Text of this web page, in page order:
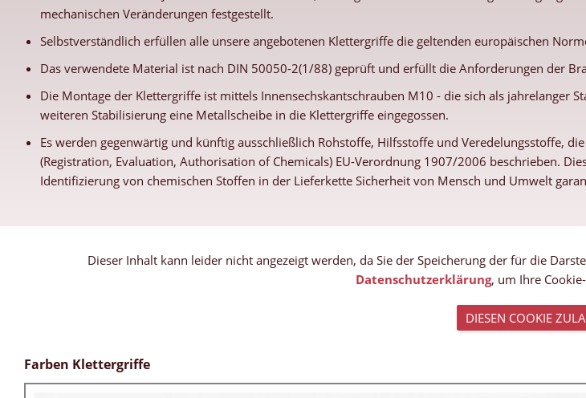
mechanischen Veränderungen festgestellt.
Selbstverständlich erfüllen alle unsere angebotenen Klettergriffe die geltenden europäischen
Das verwendete Material ist nach DIN 50050-2(1/88) geprüft und erfüllt die Anforderungen der
Die Montage der Klettergriffe ist mittels Innensechskantschrauben M10 - die sich als jahrelanger
weiteren Stabilisierung eine Metallscheibe in die Klettergriffe eingegossen.
Es werden gegenwärtig und künftig ausschließlich Rohstoffe, Hilfsstoffe und Veredelungsstoffe,
(Registration, Evaluation, Authorisation of Chemicals) EU-Verordnung 1907/2006 beschrieben.
Identifizierung von chemischen Stoffen in der Lieferkette Sicherheit von Mensch und Umwelt
Dieser Inhalt kann leider nicht angezeigt werden, da Sie der Speicherung der für die
Datenschutzerklärung, um Ihre
DIESEN COOKIE
Farben Klettergriffe